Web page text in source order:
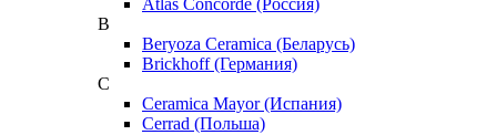
Atlas Concorde (Россия)
B
Beryoza Ceramica (Беларусь)
Brickhoff (Германия)
C
Ceramica Mayor (Испания)
Cerrad (Польша)